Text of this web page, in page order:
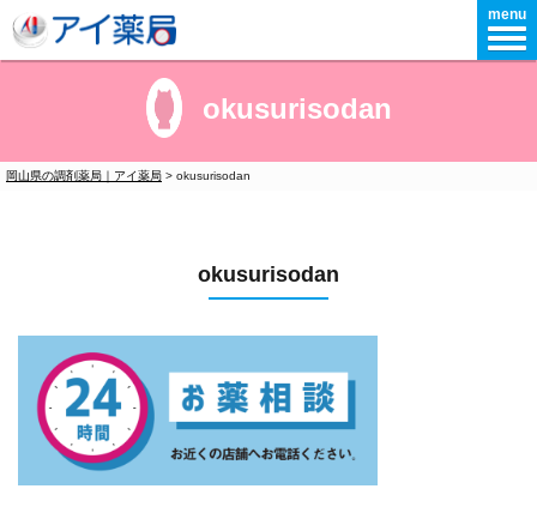
menu
okusurisodan
岡山県の調剤薬局｜アイ薬局 > okusurisodan
okusurisodan